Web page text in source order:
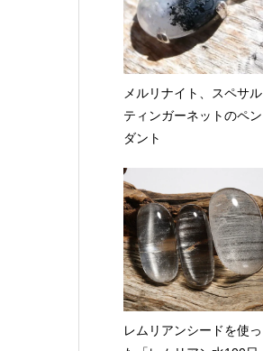
メルリナイト、スペサル
ティンガーネットのペン
ダント
レムリアンシードを使っ